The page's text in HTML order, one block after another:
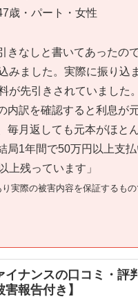
歳・パート・女性
きなしと書いてあったの
みました。実際に振り込
が先引きされていました
内訳を確認すると利息が
毎月返しても元本がほと
局1年間で50万円以上支
上残っています」
実際の被害内容を保証するも
イナンスの口コミ・評
害報告付き】